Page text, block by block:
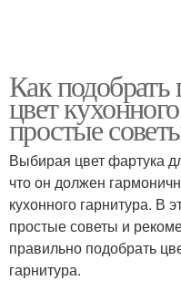
Как подобрать
цвет
простые
Выбирая цвет фартука
что он должен
кухонного гарнитура. В
простые советы и
правильно подобрать
гарнитура.